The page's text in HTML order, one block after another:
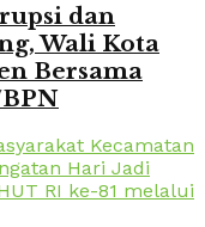
dan
Wali Kota
Bersama